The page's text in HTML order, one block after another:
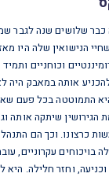
נשואה כבר שלושים שנה
הנישואין שלה היו
וכוחניים
אותה במאבק היה
התמוטטה בכל פעם
שיתקה אותה
כרצונו. וכך הם
בויכוחים עקרוניים,
וחזר חלילה. היא